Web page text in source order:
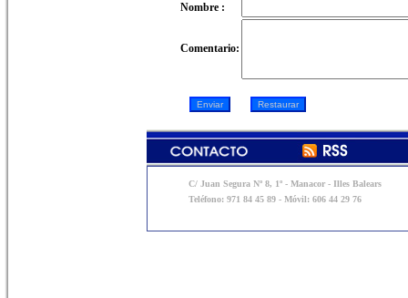
Nombre :
Comentario:
C/ Juan Segura Nº 8, 1º - Manacor - Illes Balears
Teléfono: 971 84 45 89 - Móvil: 606 44 29 76